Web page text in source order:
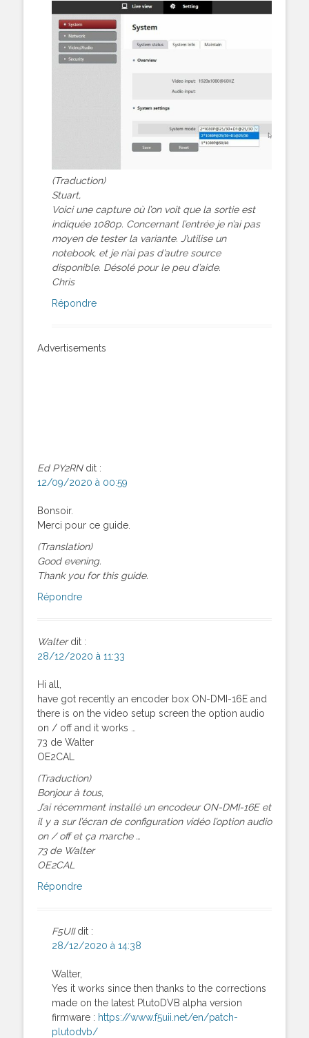
(Traduction)
Stuart,
Voici une capture où l’on voit que la sortie est
indiquée 1080p. Concernant l’entrée je n’ai pas
moyen de tester la variante. J’utilise un
notebook, et je n’ai pas d’autre source
disponible. Désolé pour le peu d’aide.
Chris
Répondre
Advertisements
Ed PY2RN dit :
12/09/2020 à 00:59
Bonsoir.
Merci pour ce guide.
(Translation)
Good evening.
Thank you for this guide.
Répondre
Walter dit :
28/12/2020 à 11:33
Hi all,
have got recently an encoder box ON-DMI-16E and
there is on the video setup screen the option audio
on / off and it works …
73 de Walter
OE2CAL
(Traduction)
Bonjour à tous,
J’ai récemment installé un encodeur ON-DMI-16E et
il y a sur l’écran de configuration vidéo l’option audio
on / off et ça marche …
73 de Walter
OE2CAL
Répondre
F5UII dit :
28/12/2020 à 14:38
Walter,
Yes it works since then thanks to the corrections
made on the latest PlutoDVB alpha version
firmware : https://www.f5uii.net/en/patch-
plutodvb/